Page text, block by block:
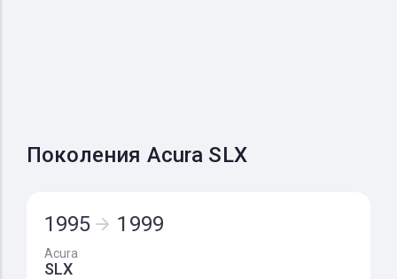
Поколения Acura SLX
1995 1999
Acura
SLX